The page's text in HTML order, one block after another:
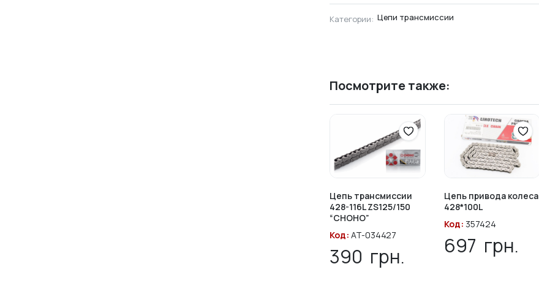
Категории: Цепи трансмиссии
Посмотрите также:
Цепь трансмиссии
428-116L ZS125/150
“CHOHO”
Код: AT-034427
390 грн.
Цепь привода колеса
428*100L
Код: 357424
697 грн.